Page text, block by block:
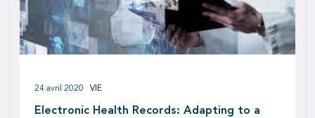
Electronic Health Records: Adapting to a
24 avril 2020 VIE